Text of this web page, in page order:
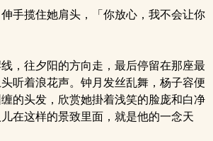
手揽住她肩头，「你放心，我不会让你
，往夕阳的方向走，最后停留在那座最
听着浪花声。钟月发丝乱舞，杨子容便
的头发，欣赏她掛着浅笑的脸庞和白净
在这样的景致里面，就是他的一念天